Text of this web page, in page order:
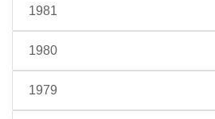
1981
1980
1979